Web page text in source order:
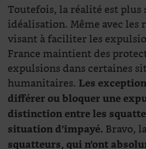
Toutefois, la réalité est plus
idéalisation. Même avec les
visant à faciliter les
France maintient des
expulsions dans certaines
humanitaires. Les
différer ou bloquer une
distinction entre les
situation d’impayé. Bravo,
squatteurs, qui n’ont